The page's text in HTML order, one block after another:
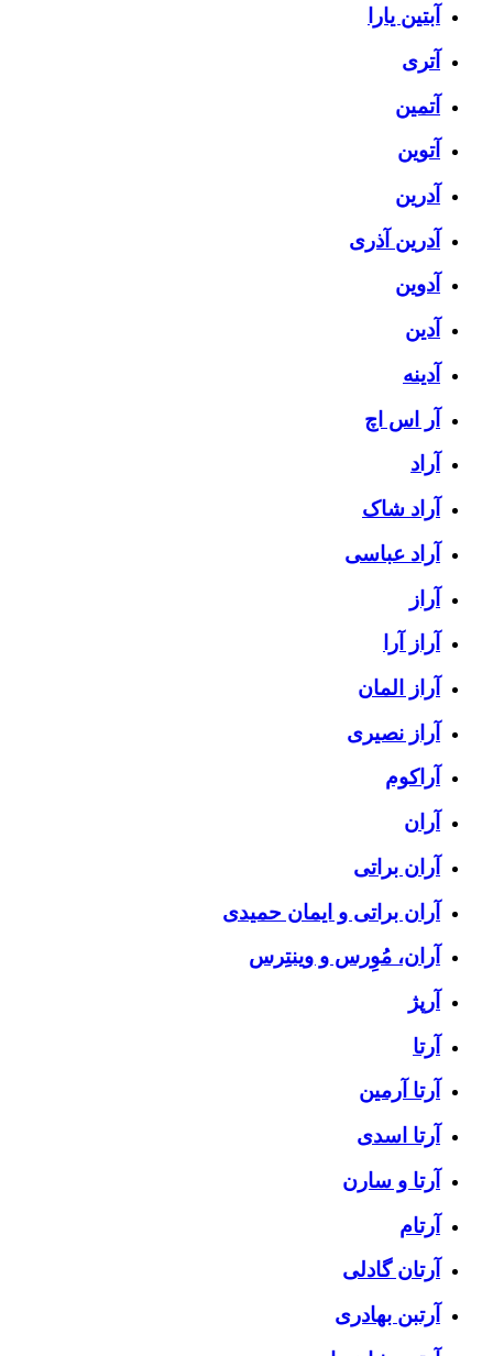
آبتین یارا
آتری
آتمین
آتوین
آدرین
آدرین آذری
آدوین
آدین
آدینه
آر اس اچ
آراد
آراد شاک
آراد عباسی
آراز
آراز آرا
آراز المان
آراز نصیری
آراکوم
آران
آران براتی
آران براتی و ایمان حمیدی
آران، مُوِرس و وینتِرس
آرپژ
آرتا
آرتا آرمین
آرتا اسدی
آرتا و سارن
آرتام
آرتان گادلی
آرتبن بهادری